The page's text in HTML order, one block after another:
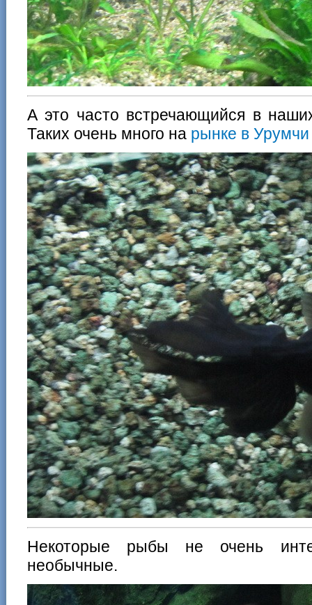
А это часто встречающийся в
Таких очень много на рынке в Урумчи
Некоторые рыбы не очень
необычные.